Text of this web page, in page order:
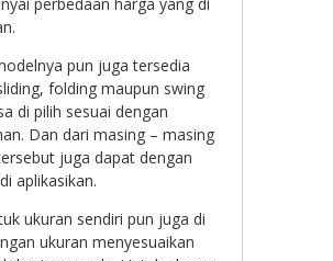
pun juga tersedia
folding maupun swing
di pilih sesuai dengan
Dan dari masing – masing
juga dapat dengan
aplikasikan.
ukuran sendiri pun juga di
ukuran menyesuaikan